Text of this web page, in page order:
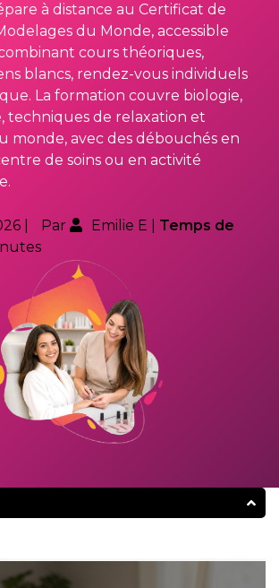
à distance au Certificat de
du Monde, accessible
cours théoriques,
blancs, rendez-vous individuels
La formation couvre biologie,
techniques de relaxation et
monde, avec des débouchés en
de soins ou en activité
Par Emilie E
Temps de